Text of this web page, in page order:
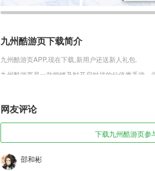
九州酷游页下载简介
九州酷游页APP,现在下载,新用户还送新人礼包.
九州酷游页是一款能够及时开启对战的仙侠类手游
景冒险的新奇感受。游戏更有十分丰厚的红包奖励
九州酷游页软件特色
要简单的几步，就可以将产品的文档信息转换为网
2,全面分析软件占用空间，找到是谁吃掉你的内存！
网友评论
下载九州酷游页参
邵和彬